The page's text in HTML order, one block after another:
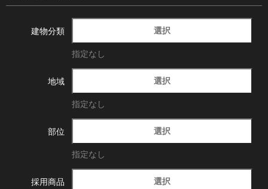
建物分類 選択
指定なし
地域 選択
指定なし
部位 選択
指定なし
採用商品 選択